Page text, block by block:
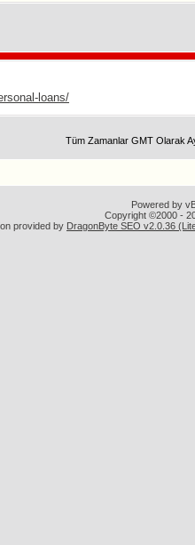
loans/
Tüm Zamanlar GMT Olarak
Powered by
Copyright ©2000 -
provided by DragonByte SEO v2.0.36